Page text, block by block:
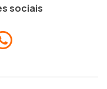
sociais